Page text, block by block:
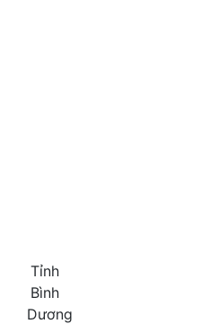
Tỉnh
Bình
Dương